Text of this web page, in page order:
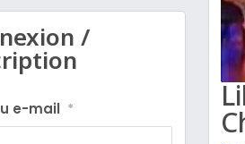
/
e-mail *